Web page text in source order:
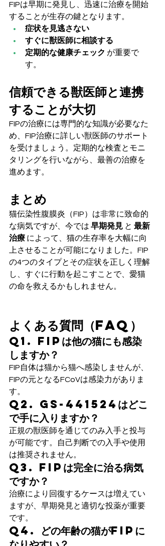
FIPは早期に発見し、迅速に治療を開始
することが生存の鍵となります。
症状を見逃さない
すぐに獣医師に相談する
定期的な健康チェック が重要で
す。
信頼できる獣医師と連携
することが大切
FIPの治療には専門的な知識が必要なた
め、FIP治療に詳しい獣医師のサポート
を受けましょう。定期的な検査とモニ
タリングを行いながら、最善の治療を
進めます。
まとめ
猫伝染性腹膜炎（FIP）は非常に致命的
な病気ですが、今では 早期発見 と 最新
治療 によって、猫の生存率を大幅に向
上させることが可能になりました。FIP
の4つのタイプとその症状を正しく理解
し、すぐに行動を起こすことで、愛猫
の命を救えるかもしれません。
よくある質問（FAQ）
Q1. FIPは他の猫にも感染
しますか？
FIP自体は猫から猫へ感染しませんが、
FIPの元となるFCoVは感染力がありま
す。
Q2. GS-441524はどこ
で手に入りますか？
正規の獣医師を通じてのみ入手と投与
が可能です。自己判断での入手や使用
は推奨されません。
Q3. FIPは完全に治る病気
ですか？
治療により回復するケースは増えてい
ますが、早期発見と適切な投薬が重要
です。
Q4. どの年齢の猫がFIPに